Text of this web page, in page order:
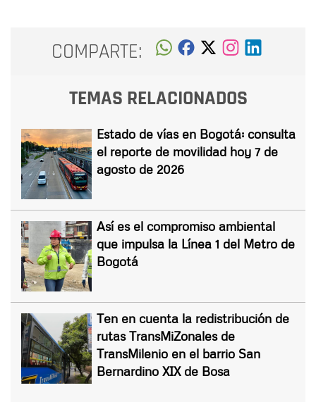
COMPARTE:
TEMAS RELACIONADOS
Estado de vías en Bogotá: consulta
el reporte de movilidad hoy 7 de
agosto de 2026
Así es el compromiso ambiental
que impulsa la Línea 1 del Metro de
Bogotá
Ten en cuenta la redistribución de
rutas TransMiZonales de
TransMilenio en el barrio San
Bernardino XIX de Bosa